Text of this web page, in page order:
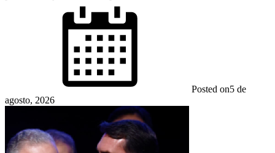
Posted on5 de
agosto, 2026